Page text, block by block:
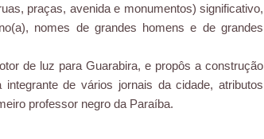
praças, avenida e monumentos) significativo,
nomes de grandes homens e de grandes
de luz para Guarabira, e propôs a construção
de vários jornais da cidade, atributos
professor negro da Paraíba.